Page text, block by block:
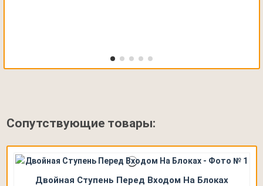
Сопутствующие товары:
Двойная Ступень Перед Входом На Блоках